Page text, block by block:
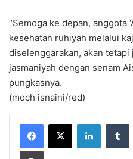
“Semoga ke depan, anggota
kesehatan ruhiyah melalui
diselenggarakan, akan
jasmaniyah dengan senam
pungkasnya.
(moch isnaini/red)